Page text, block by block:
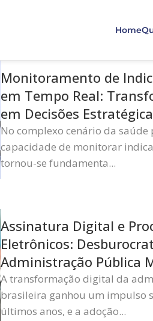
Home
Monitoramento de
em Tempo Real:
em Decisões
No complexo cenário da
capacidade de monitorar
tornou-se fundamenta...
Assinatura Digital e
Eletrônicos:
Administração Pública
A transformação digital da
brasileira ganhou um impulso
últimos anos, e a adoção...